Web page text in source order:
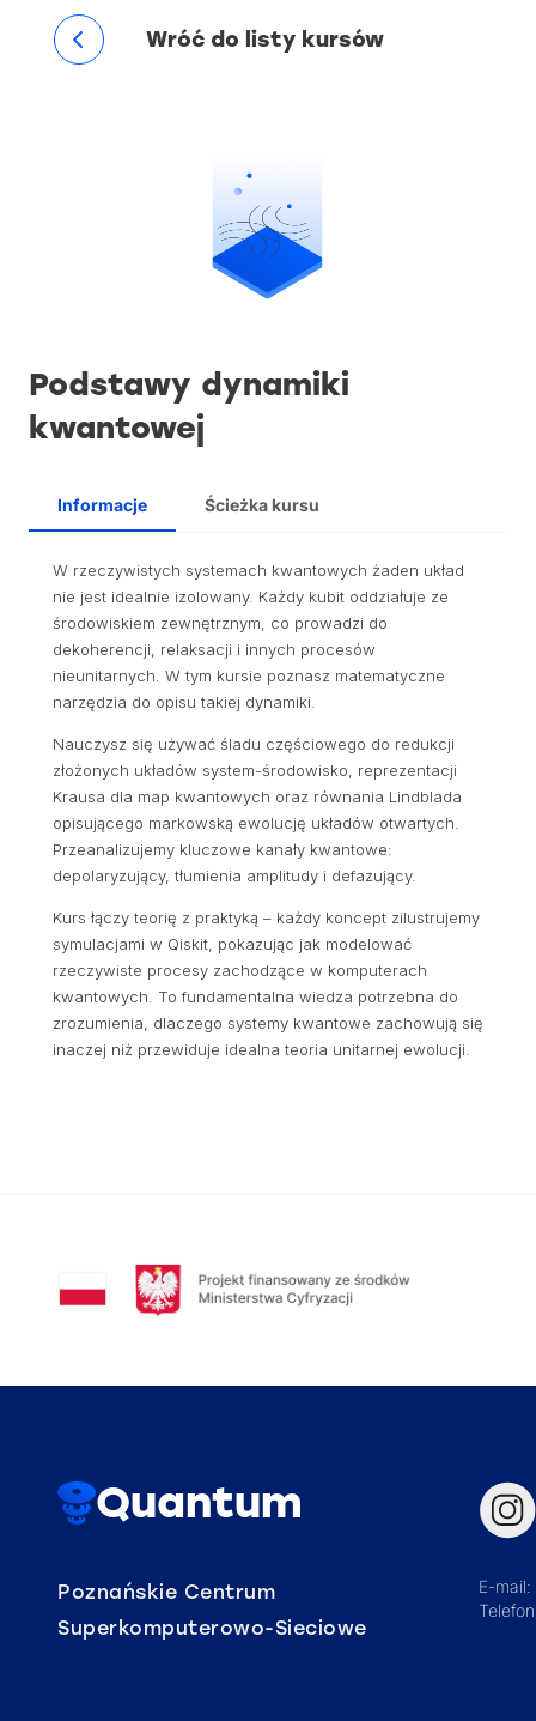
Wróć do listy kursów
Podstawy dynamiki
kwantowej
Informacje Ścieżka kursu
W rzeczywistych systemach kwantowych żaden układ
nie jest idealnie izolowany. Każdy kubit oddziałuje ze
środowiskiem zewnętrznym, co prowadzi do
dekoherencji, relaksacji i innych procesów
nieunitarnych. W tym kursie poznasz matematyczne
narzędzia do opisu takiej dynamiki.
Nauczysz się używać śladu częściowego do redukcji
złożonych układów system-środowisko, reprezentacji
Krausa dla map kwantowych oraz równania Lindblada
opisującego markowską ewolucję układów otwartych.
Przeanalizujemy kluczowe kanały kwantowe:
depolaryzujący, tłumienia amplitudy i defazujący.
Kurs łączy teorię z praktyką – każdy koncept zilustrujemy
symulacjami w Qiskit, pokazując jak modelować
rzeczywiste procesy zachodzące w komputerach
kwantowych. To fundamentalna wiedza potrzebna do
zrozumienia, dlaczego systemy kwantowe zachowują się
inaczej niż przewiduje idealna teoria unitarnej ewolucji.
Quantum
Poznańskie Centrum
Superkomputerowo-Sieciowe
E-mail: